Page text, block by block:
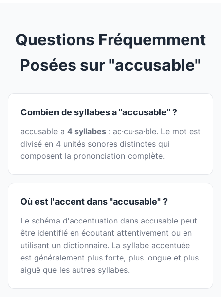
Questions Fréquemment
Posées sur "accusable"
Combien de syllabes a "accusable" ?
accusable a 4 syllabes : ac·cu·sa·ble. Le mot est
divisé en 4 unités sonores distinctes qui
composent la prononciation complète.
Où est l'accent dans "accusable" ?
Le schéma d'accentuation dans accusable peut
être identifié en écoutant attentivement ou en
utilisant un dictionnaire. La syllabe accentuée
est généralement plus forte, plus longue et plus
aiguë que les autres syllabes.